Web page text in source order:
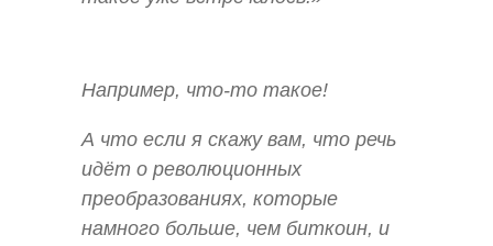
Например, что-то такое!
А что если я скажу вам, что речь
идёт о революционных
преобразованиях, которые
намного больше, чем биткоин, и